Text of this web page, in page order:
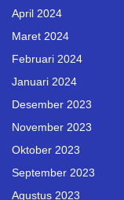
April 2024
Maret 2024
Februari 2024
Januari 2024
Desember 2023
November 2023
Oktober 2023
September 2023
Agustus 2023